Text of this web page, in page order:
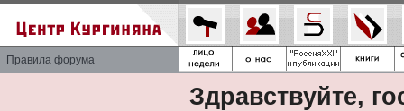
Правила форума
Здравствуйте,